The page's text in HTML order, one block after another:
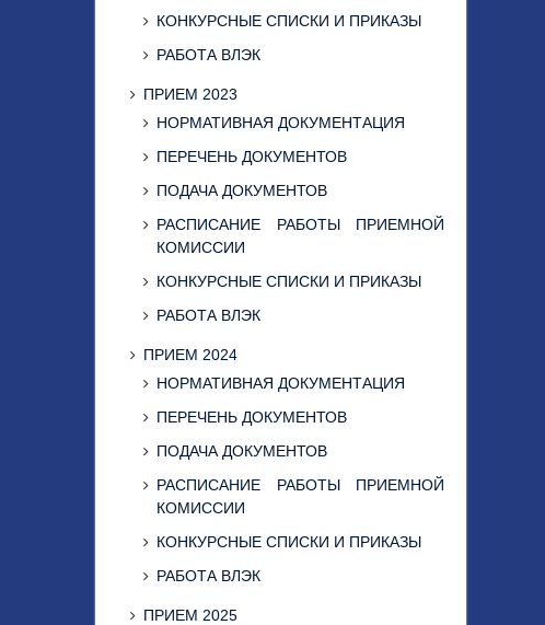
КОНКУРСНЫЕ СПИСКИ И ПРИКАЗЫ
РАБОТА ВЛЭК
ПРИЕМ 2023
НОРМАТИВНАЯ ДОКУМЕНТАЦИЯ
ПЕРЕЧЕНЬ ДОКУМЕНТОВ
ПОДАЧА ДОКУМЕНТОВ
РАСПИСАНИЕ РАБОТЫ ПРИЕМНОЙ
КОМИССИИ
КОНКУРСНЫЕ СПИСКИ И ПРИКАЗЫ
РАБОТА ВЛЭК
ПРИЕМ 2024
НОРМАТИВНАЯ ДОКУМЕНТАЦИЯ
ПЕРЕЧЕНЬ ДОКУМЕНТОВ
ПОДАЧА ДОКУМЕНТОВ
РАСПИСАНИЕ РАБОТЫ ПРИЕМНОЙ
КОМИССИИ
КОНКУРСНЫЕ СПИСКИ И ПРИКАЗЫ
РАБОТА ВЛЭК
ПРИЕМ 2025